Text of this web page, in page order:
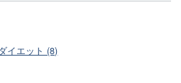
イエット (8)